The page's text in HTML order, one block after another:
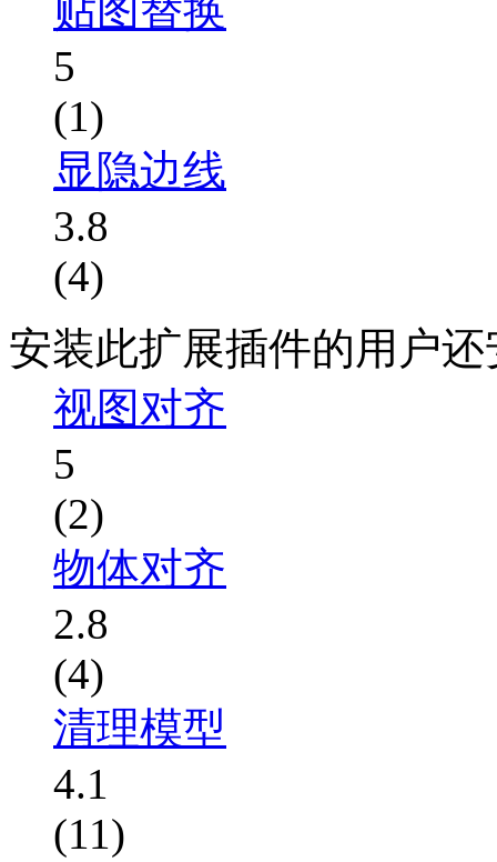
贴图替换
5
(1)
显隐边线
3.8
(4)
安装此扩展插件的用户
视图对齐
5
(2)
物体对齐
2.8
(4)
清理模型
4.1
(11)